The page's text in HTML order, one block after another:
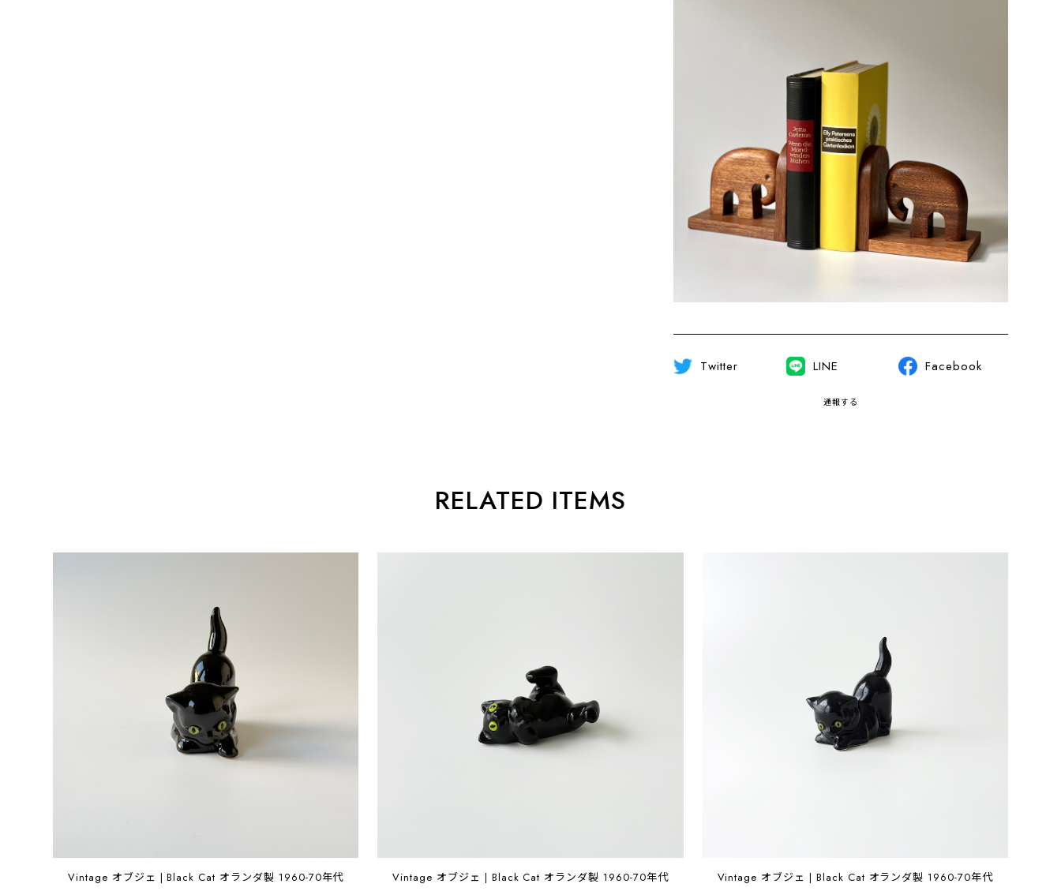
Twitter LINE Facebook
通報する
RELATED ITEMS
Vintage オブジェ | Black Cat オランダ製 1960-70年代
Vintage オブジェ | Black Cat オランダ製 1960-70年代
Vintage オブジェ | Black Cat オランダ製 1960-70年代